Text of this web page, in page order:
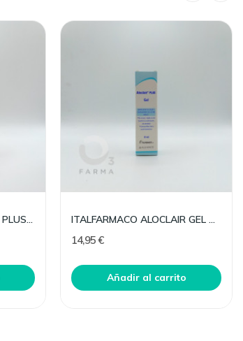
ITALFARMACO ALOCLAIR PLUS SPRAY 15 ML ITALFARMACO ALOCLAIR GEL PLUS 8 ML
14,95 €
Añadir al carrito